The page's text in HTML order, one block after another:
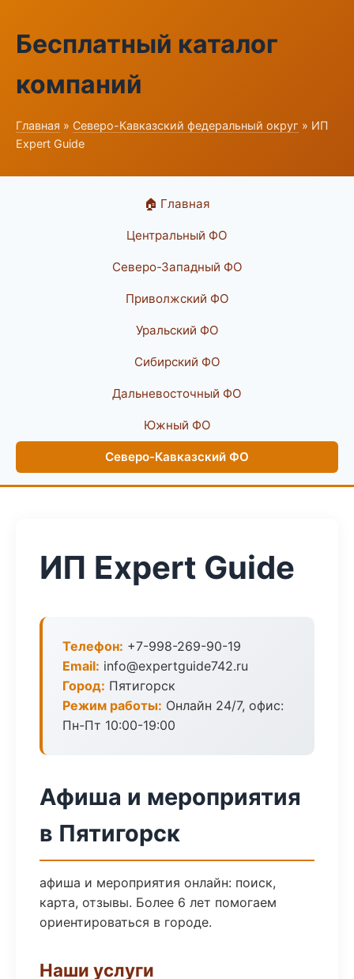
Бесплатный каталог
компаний
Главная » Северо-Кавказский федеральный округ » ИП
Expert Guide
🏠 Главная
Центральный ФО
Северо-Западный ФО
Приволжский ФО
Уральский ФО
Сибирский ФО
Дальневосточный ФО
Южный ФО
Северо-Кавказский ФО
ИП Expert Guide
Телефон: +7-998-269-90-19
Email: info@expertguide742.ru
Город: Пятигорск
Режим работы: Онлайн 24/7, офис:
Пн-Пт 10:00-19:00
Афиша и мероприятия
в Пятигорск
афиша и мероприятия онлайн: поиск,
карта, отзывы. Более 6 лет помогаем
ориентироваться в городе.
Наши услуги